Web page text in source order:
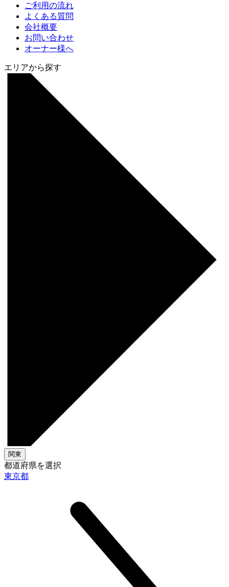
ご利用の流れ
よくある質問
会社概要
お問い合わせ
オーナー様へ
エリアから探す
関東
都道府県を選択
東京都